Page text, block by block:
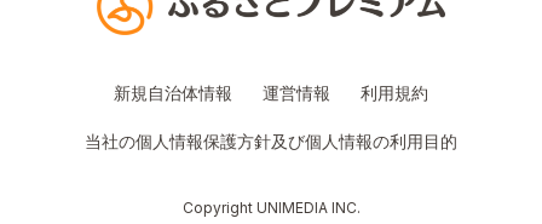
新規自治体情報 運営情報 利用規約
当社の個人情報保護方針及び個人情報の利用目的
Copyright UNIMEDIA INC.